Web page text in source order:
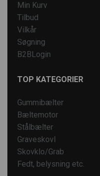
Min Kurv
Tilbud
Vilkår
Søgning
B2BLogin
TOP KATEGORIER
Gummibælter
Bæltemotor
Stålbælter
Graveskovl
Skovklo/Grab
Fedt, belysning etc.